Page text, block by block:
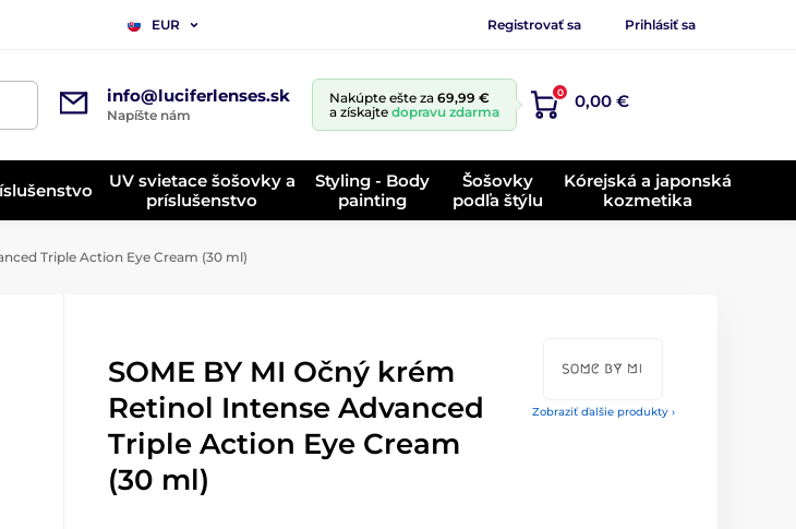
EUR Registrovať sa Prihlásiť sa
info@luciferlenses.sk
Napíšte nám
Nakúpte ešte za 69,99 €
a získajte dopravu zdarma
0 0,00 €
UV svietace šošovky a
príslušenstvo
Styling - Body
painting
Šošovky
podľa štýlu
Kórejská a japonská
kozmetika
Triple Action Eye Cream (30 ml)
Zobraziť ďalšie produkty ›
SOME BY MI Očný krém
Retinol Intense Advanced
Triple Action Eye Cream
(30 ml)